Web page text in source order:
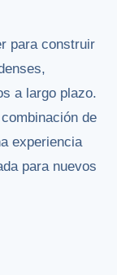
para construir
a largo plazo.
de
experiencia
para nuevos